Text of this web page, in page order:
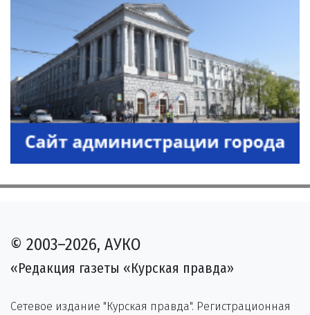
© 2003–2026, АУКО
«Редакция газеты «Курская правда»
Сетевое издание "Курская правда". Регистрационная